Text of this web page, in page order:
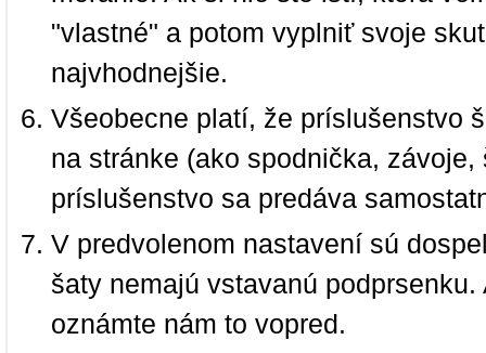
"vlastné" a potom vyplniť svoje
najvhodnejšie.
Všeobecne platí, že príslušenstvo
na stránke (ako spodnička,
príslušenstvo sa predáva
V predvolenom nastavení sú
šaty nemajú vstavanú
oznámte nám to vopred.